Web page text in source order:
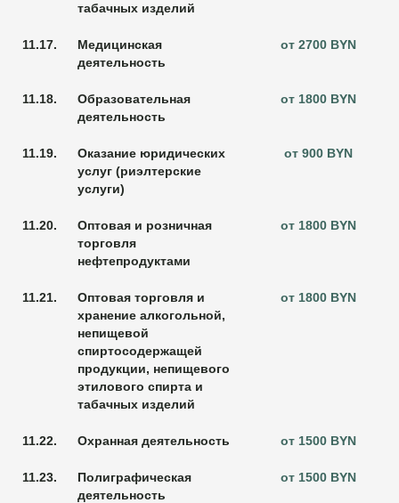
табачных изделий
11.17.
Медицинская
деятельность
от 2700 BYN
11.18.
Образовательная
деятельность
от 1800 BYN
11.19.
Оказание юридических
услуг (риэлтерские
услуги)
от 900 BYN
11.20.
Оптовая и розничная
торговля
нефтепродуктами
от 1800 BYN
11.21.
Оптовая торговля и
хранение алкогольной,
непищевой
спиртосодержащей
продукции, непищевого
этилового спирта и
табачных изделий
от 1800 BYN
11.22. Охранная деятельность от 1500 BYN
11.23.
Полиграфическая
деятельность
от 1500 BYN